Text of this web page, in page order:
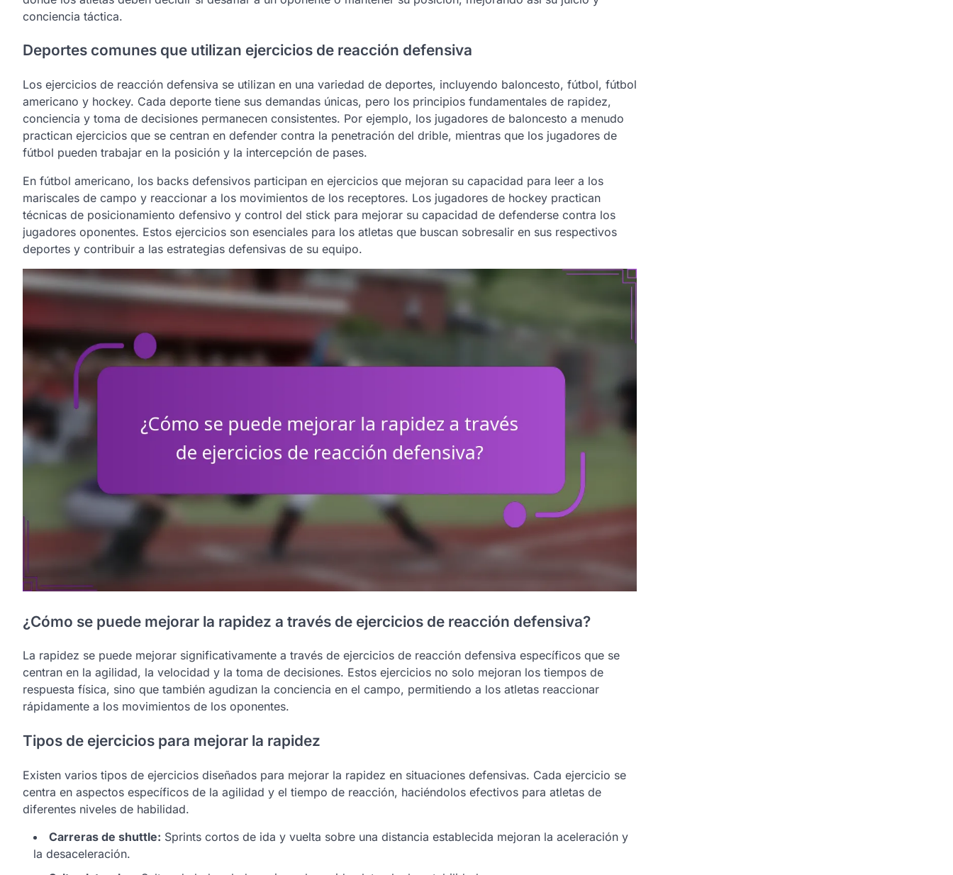
conciencia táctica.
Deportes comunes que utilizan ejercicios de reacción defensiva
Los ejercicios de reacción defensiva se utilizan en una variedad de deportes, incluyendo baloncesto, fútbol, fútbol
americano y hockey. Cada deporte tiene sus demandas únicas, pero los principios fundamentales de rapidez,
conciencia y toma de decisiones permanecen consistentes. Por ejemplo, los jugadores de baloncesto a menudo
practican ejercicios que se centran en defender contra la penetración del drible, mientras que los jugadores de
fútbol pueden trabajar en la posición y la intercepción de pases.
En fútbol americano, los backs defensivos participan en ejercicios que mejoran su capacidad para leer a los
mariscales de campo y reaccionar a los movimientos de los receptores. Los jugadores de hockey practican
técnicas de posicionamiento defensivo y control del stick para mejorar su capacidad de defenderse contra los
jugadores oponentes. Estos ejercicios son esenciales para los atletas que buscan sobresalir en sus respectivos
deportes y contribuir a las estrategias defensivas de su equipo.
¿Cómo se puede mejorar la rapidez a través de ejercicios de reacción defensiva?
La rapidez se puede mejorar significativamente a través de ejercicios de reacción defensiva específicos que se
centran en la agilidad, la velocidad y la toma de decisiones. Estos ejercicios no solo mejoran los tiempos de
respuesta física, sino que también agudizan la conciencia en el campo, permitiendo a los atletas reaccionar
rápidamente a los movimientos de los oponentes.
Tipos de ejercicios para mejorar la rapidez
Existen varios tipos de ejercicios diseñados para mejorar la rapidez en situaciones defensivas. Cada ejercicio se
centra en aspectos específicos de la agilidad y el tiempo de reacción, haciéndolos efectivos para atletas de
diferentes niveles de habilidad.
Carreras de shuttle: Sprints cortos de ida y vuelta sobre una distancia establecida mejoran la aceleración y
la desaceleración.